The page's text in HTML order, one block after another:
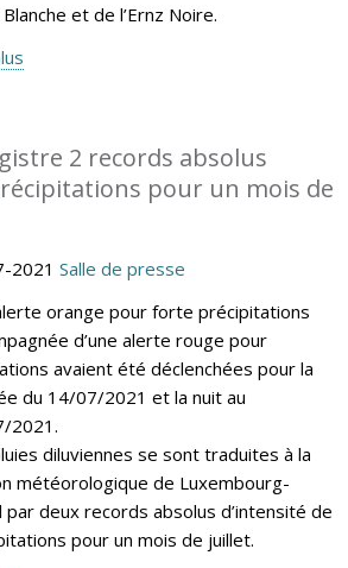
Blanche et de l’Ernz Noire.
2 records absolus
pour un mois de
2021 Salle de presse
orange pour forte précipitations
d’une alerte rouge pour
avaient été déclenchées pour la
du 14/07/2021 et la nuit au
2021.
diluviennes se sont traduites à la
météorologique de Luxembourg-
par deux records absolus d’intensité de
pour un mois de juillet.